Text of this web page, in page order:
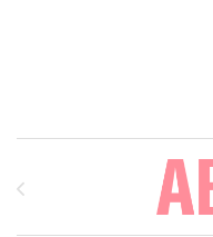
Brands Carousel